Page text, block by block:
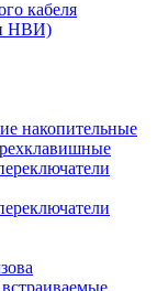
кабеля
НВИ)
накопительные